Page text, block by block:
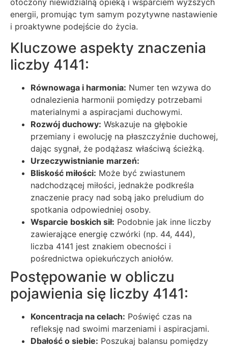
energii, promując tym samym pozytywne nastawienie
i proaktywne podejście do życia.
Kluczowe aspekty znaczenia
liczby 4141:
Równowaga i harmonia: Numer ten wzywa do
odnalezienia harmonii pomiędzy potrzebami
materialnymi a aspiracjami duchowymi.
Rozwój duchowy: Wskazuje na głębokie
przemiany i ewolucję na płaszczyźnie duchowej,
dając sygnał, że podążasz właściwą ścieżką.
Urzeczywistnianie marzeń:
Bliskość miłości: Może być zwiastunem
nadchodzącej miłości, jednakże podkreśla
znaczenie pracy nad sobą jako preludium do
spotkania odpowiedniej osoby.
Wsparcie boskich sił: Podobnie jak inne liczby
zawierające energię czwórki (np. 44, 444),
liczba 4141 jest znakiem obecności i
pośrednictwa opiekuńczych aniołów.
Postępowanie w obliczu
pojawienia się liczby 4141:
Koncentracja na celach: Poświęć czas na
refleksję nad swoimi marzeniami i aspiracjami.
Dbałość o siebie: Poszukaj balansu pomiędzy